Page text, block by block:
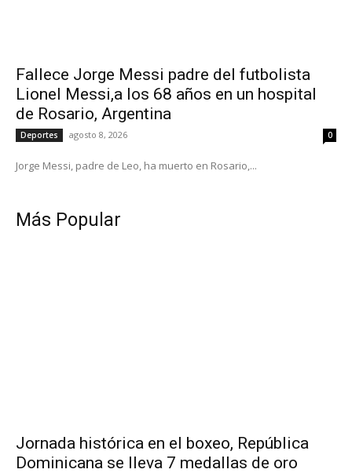
Fallece Jorge Messi padre del futbolista
Lionel Messi,a los 68 años en un hospital
de Rosario, Argentina
Deportes agosto 8, 2026 0
Jorge Messi, padre de Leo, ha muerto en Rosario,...
Más Popular
Jornada histórica en el boxeo, República
Dominicana se lleva 7 medallas de oro